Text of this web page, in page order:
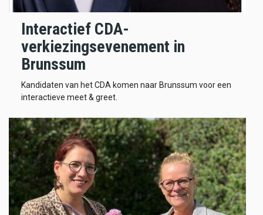
Interactief CDA-
verkiezingsevenement in
Brunssum
Kandidaten van het CDA komen naar Brunssum voor een
interactieve meet & greet.